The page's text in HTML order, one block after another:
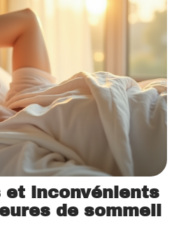
et inconvénients
de sommeil